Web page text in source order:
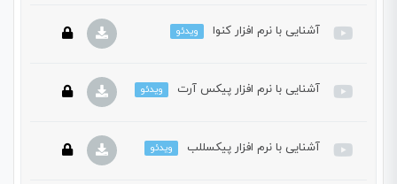
این بخش خصوصی می باشد. برای دسترسی کامل به دروس این
آشنایی با نرم افزار کنوا ویدئو
این بخش خصوصی می باشد. برای دسترسی کامل به دروس این
آشنایی با نرم افزار پیکس آرت ویدئو
این بخش خصوصی می باشد. برای دسترسی کامل به دروس این
آشنایی با نرم افزار پیکسللب ویدئو